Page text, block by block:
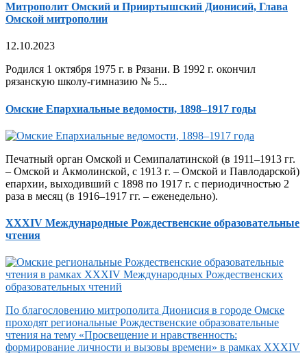
Митрополит Омский и Прииртышский Дионисий, Глава
Омской митрополии
12.10.2023
Родился 1 октября 1975 г. в Рязани. В 1992 г. окончил
рязанскую школу-гимназию № 5...
Омские Епархиальные ведомости, 1898–1917 годы
Печатный орган Омской и Семипалатинской (в 1911–1913 гг.
– Омской и Акмолинской, с 1913 г. – Омской и Павлодарской)
епархии, выходивший с 1898 по 1917 г. с периодичностью 2
раза в месяц (в 1916–1917 гг. – еженедельно).
XXXIV Международные Рождественские образовательные
чтения
По благословению митрополита Дионисия в городе Омске
проходят региональные Рождественские образовательные
чтения на тему «Просвещение и нравственность:
формирование личности и вызовы времени» в рамках XXXIV